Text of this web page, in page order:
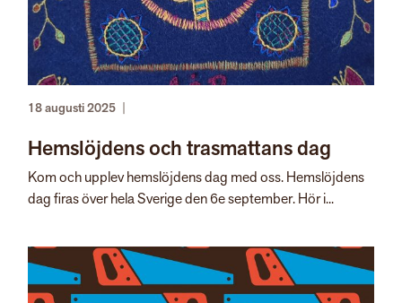
18 augusti 2025 |
Hemslöjdens och trasmattans dag
Kom och upplev hemslöjdens dag med oss. Hemslöjdens
dag firas över hela Sverige den 6e september. Hör i...